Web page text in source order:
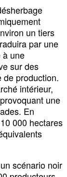
un tiers
par une
à une
sur des
de production.
intérieur,
une
En
000 hectares
scénario noir